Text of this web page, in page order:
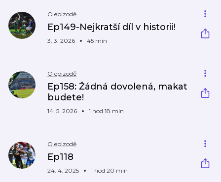
O epizodě
Ep149-Nejkratší díl v historii!
3. 3. 2026 45 min
O epizodě
Ep158: Žádná dovolená, makat
budete!
14. 5. 2026 1 hod 18 min
O epizodě
Ep118
24. 4. 2025 1 hod 20 min